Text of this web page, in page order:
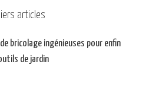
articles
bricolage ingénieuses pour enfin
de jardin